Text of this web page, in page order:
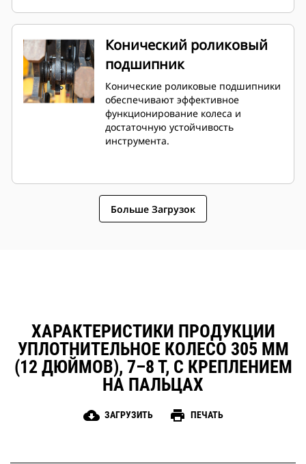
Конический роликовый
подшипник
Конические роликовые подшипники
обеспечивают эффективное
функционирование колеса и
достаточную устойчивость
инструмента.
Больше Загрузок
ХАРАКТЕРИСТИКИ ПРОДУКЦИИ
УПЛОТНИТЕЛЬНОЕ КОЛЕСО 305 ММ
(12 ДЮЙМОВ), 7–8 Т, С КРЕПЛЕНИЕМ
НА ПАЛЬЦАХ
cloud_download ЗАГРУЗИТЬ print ПЕЧАТЬ